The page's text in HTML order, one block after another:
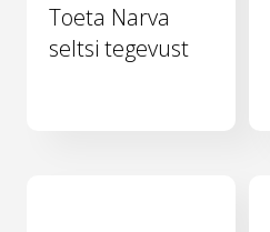
Toeta Narva
seltsi tegevust